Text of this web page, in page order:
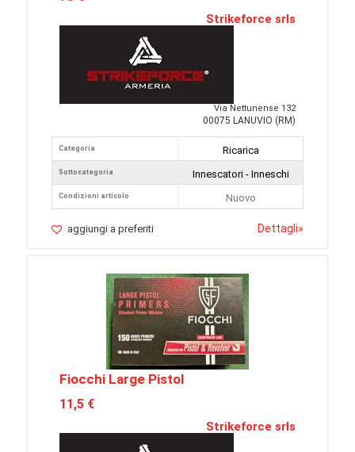
Strikeforce srls
Via Nettunense 132
00075 LANUVIO (RM)
Categoria
Sottocategoria
Condizioni articolo
Ricarica
Innescatori - Inneschi
Nuovo
aggiungi a preferiti Dettagli»
Fiocchi Large Pistol
11,5 €
Strikeforce srls